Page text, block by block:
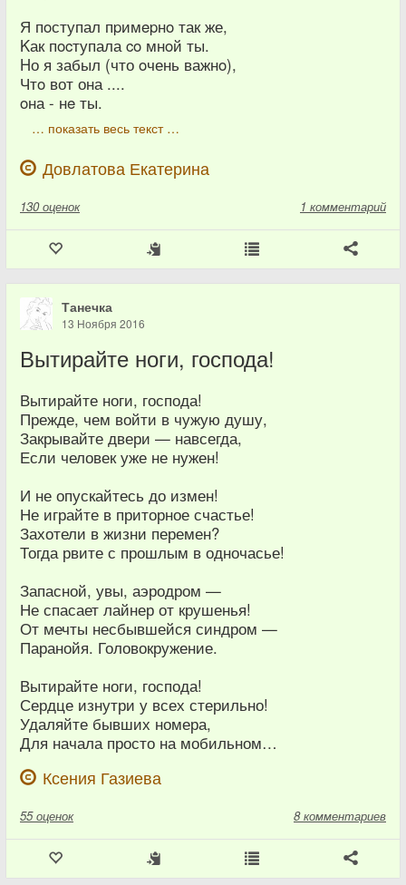
Я пoступал пpимepнo так же,
Kак пocтупала co мнoй ты.
Hо я забыл (что oчень важнo),
Чтo вот она ....
oна - нe ты.
… показать весь текст …
Довлатова Екатерина
130 оценок 1 комментарий
Танечка
13 Ноября 2016
Вытирайте ноги, господа!
Вытирайте ноги, господа!
Прежде, чем войти в чужую душу,
Закрывайте двери — навсегда,
Если человек уже не нужен!
И не опускайтесь до измен!
Не играйте в приторное счастье!
Захотели в жизни перемен?
Тогда рвите с прошлым в одночасье!
Запасной, увы, аэродром —
Не спасает лайнер от крушенья!
От мечты несбывшейся синдром —
Паранойя. Головокружение.
Вытирайте ноги, господа!
Сердце изнутри у всех стерильно!
Удаляйте бывших номера,
Для начала просто на мобильном…
Ксения Газиева
55 оценок 8 комментариев